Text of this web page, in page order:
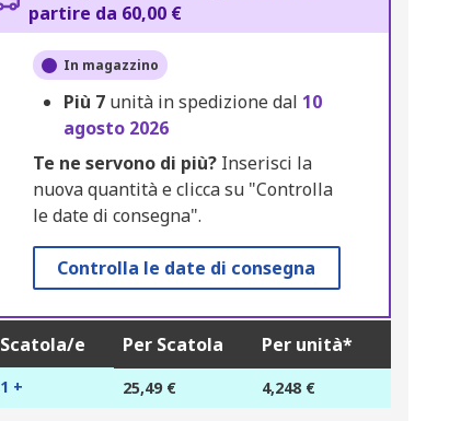
partire da 60,00 €
In magazzino
Più 7 unità in spedizione dal 10
agosto 2026
Te ne servono di più?Inserisci la
nuova quantità e clicca su "Controlla
le date di consegna".
Controlla le date di consegna
Scatola/e Per Scatola Per unità*
1 + 25,49 € 4,248 €